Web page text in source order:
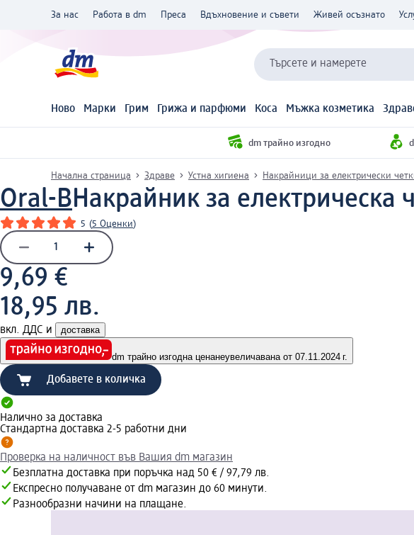
За нас Работа в dm Преса Вдъхновение и съвети Живей осъзнато
Търсете и намерете
Ново Марки Грим Грижа и парфюми Коса Мъжка козметика
dm трайно изгодно
Начална страница Здраве Устна хигиена Накрайници за електрически
Oral-BНакрайник за електрическа
5 (5 Оценки)
9,69 €
18,95 лв.
вкл. ДДС и доставка
dm трайно изгодна ценанеувеличавана от 07.11.2024 г.
Добавете в количка
Налично за доставка
Стандартна доставка 2-5 работни дни
Проверка на наличност във Вашия dm магазин
Безплатна доставка при поръчка над 50 € / 97,79 лв.
Експресно получаване от dm магазин до 60 минути.
Разнообразни начини на плащане.